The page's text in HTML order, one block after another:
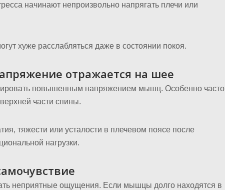
начинают непроизвольно напрягать плечи или
хуже расслабляться даже в состоянии покоя.
отражается на шее
повышенным напряжением мышц. Особенно часто
части спины.
тяжести или усталости в плечевом поясе после
нагрузки.
неприятные ощущения. Если мышцы долго находятся в